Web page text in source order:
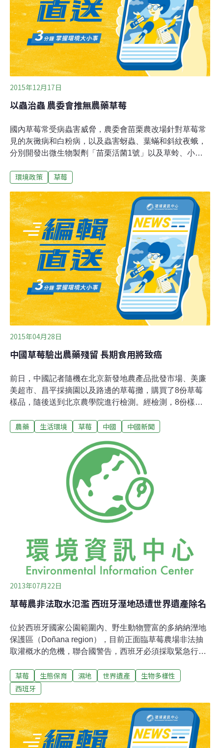
實，即便有一些靠近地面的部分還泛著綠、還漫著酸青
氣，也不管了。有的是挨著地皮結的果，所以吃起來還有
泥土香撲鼻而來呢。我吃了好多，連手指和嘴唇都被染
紅。隔天，我又來到這裡，在草莓長得最茂盛、果實最甜
的地方採了幾捧熟的草莓，或者說我硬要把它們當成熟了
的採下
2015年12月17日
以蟲治蟲 農委會推無農藥草莓
國內草莓常受病蟲害威脅，農委會苗栗農改場針對草莓常
見的灰黴病和白粉病，以及蟲害蚜蟲、葉蟎和斜紋夜蛾，
分別開發出微生物製劑「苗栗活菌1號」以及草蛉、小黑
不用化學藥劑。目前「苗栗活菌1號」和黃斑粗喙椿象尚
環境政策 草莓
2015年04月28日
中國草莓驗出農藥殘留 長期食用將致癌
前日，中國記者隨機在北京新發地農產品批發市場、美廉
美超市、昌平採摘園以及路邊的草莓攤，購買了8份草莓
樣品，隨後送到北京農學院進行檢測。經檢測，8份樣品
是在新發地購買的4號草莓樣品。含量最低的是在昌平採
建莊教授表示，中國的病害有20多種，果農會在生產過程
中或多或少地使用農藥。經檢測，殺菌類農藥只檢測出百
菌清，但含量很少。對比國家規定的1mg/kg以下的殘留限
量標準，即使殘留最高的4號樣品，檢出結果僅為國家標
準的百分之一左右。最低的7號樣品，檢出結果更是僅為
國家標準的千分之五左右。專家介紹，美國已把乙草胺列
為B2類致癌物，如長期食用乙草胺殘留的食物，可能會導
農藥 生活環境 草莓 中國 中國新聞
2013年07月22日
草莓農非法取水氾濫 西班牙溼地恐遭世界遺產除名
位於西班牙國家公園範圍內、野生動物豐富的多納納溼地
保護區（Doñana region），目前正面臨草莓農場非法抽
取灌概水的危機，聯合國警告，西班牙必須採取緊急行
西亞的多納納國家公園，因當地草莓產業為了供應英國市
場，而有大量的灌概水需求，該區的生物多樣性因而受到
水，而這層地下水也正支持著該區脆弱的生態系。多納納
地區被列為聯合國教科文組織世界遺產地，也是重要的生
物圈保護區，擁有豐富的野生動物，包括成千上萬的候鳥
和瀕臨絶種的伊比利亞猞猁。西班牙是全世界最大的草莓
草莓 生態保育 濕地 世界遺產
生物多樣性
西班牙